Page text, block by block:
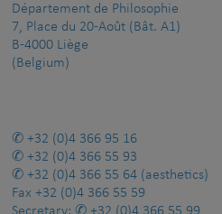
Département de Philosophie
7, Place du 20-Août (Bât. A1)
B-4000 Liège
(Belgium)
+32 (0)4 366 95 16
+32 (0)4 366 55 93
+32 (0)4 366 55 64 (aesthetics)
Fax +32 (0)4 366 55 59